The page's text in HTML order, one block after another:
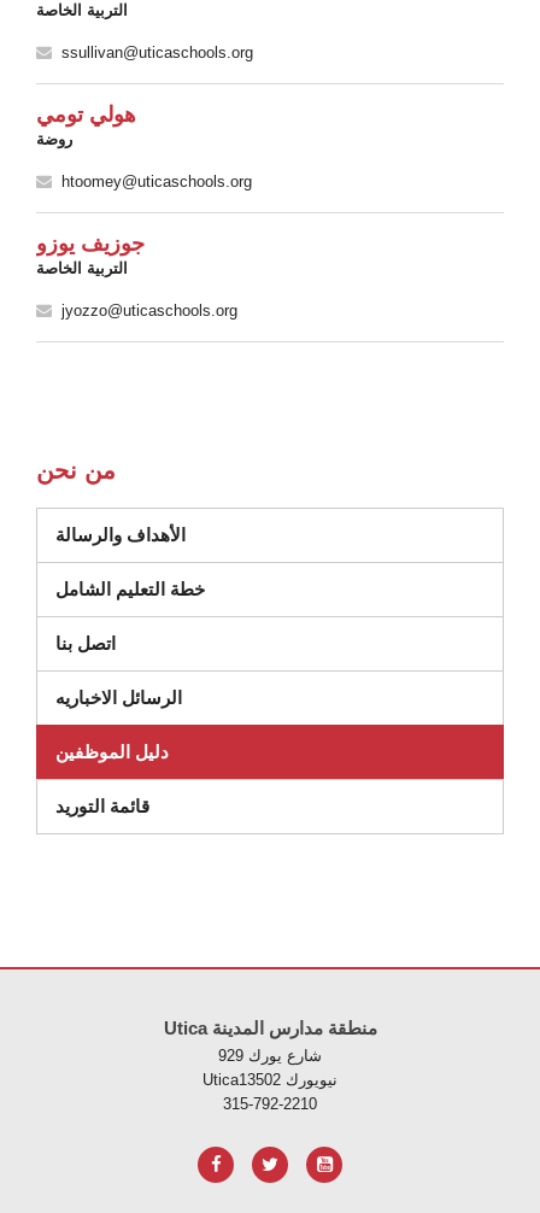
التربية الخاصة
ssullivan@uticaschools.org
هولي تومي
روضة
htoomey@uticaschools.org
جوزيف يوزو
التربية الخاصة
jyozzo@uticaschools.org
من نحن
الأهداف والرسالة
خطة التعليم الشامل
اتصل بنا
الرسائل الاخباريه
دليل الموظفين
قائمة التوريد
Utica منطقة مدارس المدينة
929 شارع يورك
Uticaنيويورك 13502
315-792-2210